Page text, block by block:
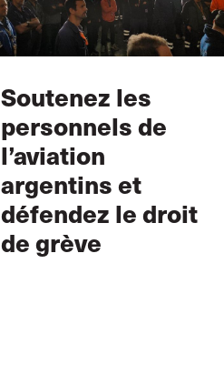
Soutenez les
personnels de
l’aviation
argentins et
défendez le droit
de grève